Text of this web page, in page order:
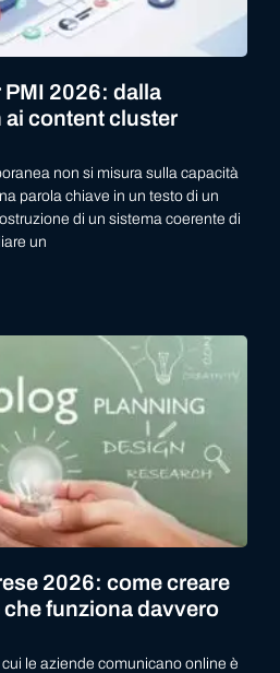
PMI 2026: dalla
ai content cluster
non si misura sulla capacità
parola chiave in un testo di un
di un sistema coerente di
un
2026: come creare
funziona davvero
le aziende comunicano online è